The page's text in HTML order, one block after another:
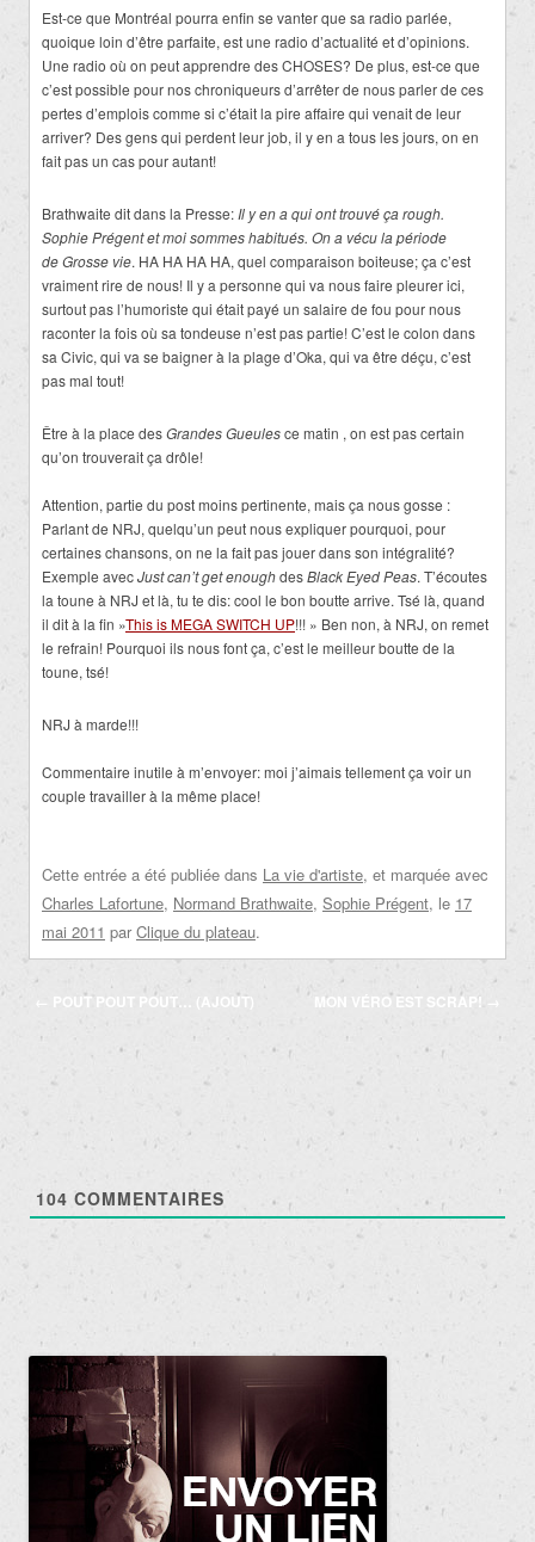
Est-ce que Montréal pourra enfin se vanter que sa radio parlée,
quoique loin d’être parfaite, est une radio d’actualité et d’opinions.
Une radio où on peut apprendre des CHOSES? De plus, est-ce que
c’est possible pour nos chroniqueurs d’arrêter de nous parler de ces
pertes d’emplois comme si c’était la pire affaire qui venait de leur
arriver? Des gens qui perdent leur job, il y en a tous les jours, on en
fait pas un cas pour autant!
Brathwaite dit dans la Presse: Il y en a qui ont trouvé ça rough.
Sophie Prégent et moi sommes habitués. On a vécu la période
de Grosse vie. HA HA HA HA, quel comparaison boiteuse; ça c’est
vraiment rire de nous! Il y a personne qui va nous faire pleurer ici,
surtout pas l’humoriste qui était payé un salaire de fou pour nous
raconter la fois où sa tondeuse n’est pas partie! C’est le colon dans
sa Civic, qui va se baigner à la plage d’Oka, qui va être déçu, c’est
pas mal tout!
Être à la place desGrandes Gueulesce matin , on est pas certain
qu’on trouverait ça drôle!
Attention, partie du post moins pertinente, mais ça nous gosse :
Parlant de NRJ, quelqu’un peut nous expliquer pourquoi, pour
certaines chansons, on ne la fait pas jouer dans son intégralité?
Exemple avecJust can’t get enoughdesBlack Eyed Peas. T’écoutes
la toune à NRJ et là, tu te dis: cool le bon boutte arrive. Tsé là, quand
il dit à la fin »This is MEGA SWITCH UP!!! » Ben non, à NRJ, on remet
le refrain! Pourquoi ils nous font ça, c’est le meilleur boutte de la
toune, tsé!
NRJ à marde!!!
Commentaire inutile à m’envoyer: moi j’aimais tellement ça voir un
couple travailler à la même place!
Cette entrée a été publiée dans La vie d'artiste, et marquée avec
Charles Lafortune, Normand Brathwaite, Sophie Prégent, le 17
mai 2011 par Clique du plateau.
Navigation
des
← POUT POUT POUT… (AJOUT) MON VÉRO EST SCRAP! →
104 COMMENTAIRES